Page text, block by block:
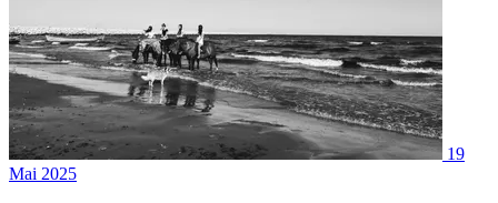
19
Mai 2025